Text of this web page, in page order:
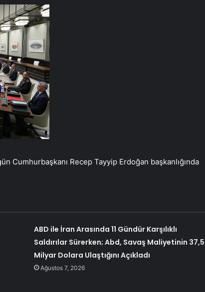
Cumhurbaşkanı Recep Tayyip Erdoğan başkanlığında
ABD ile İran Arasında 11 Gündür Karşılıklı
Saldırılar Sürerken; Abd, Savaş Maliyetinin 37,5
Milyar Dolara Ulaştığını Açıkladı
Ağustos 7, 2026